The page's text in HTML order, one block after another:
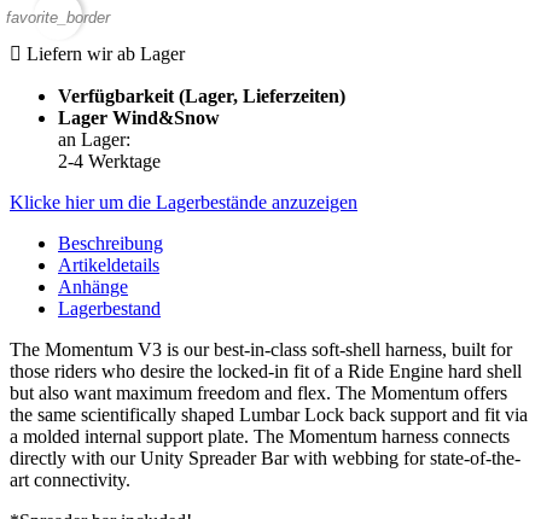
favorite_border
 Liefern wir ab Lager
Verfügbarkeit (Lager, Lieferzeiten)
Lager Wind&Snow
an Lager:
2-4 Werktage
Klicke hier um die Lagerbestände anzuzeigen
Beschreibung
Artikeldetails
Anhänge
Lagerbestand
The Momentum V3 is our best-in-class soft-shell harness, built for
those riders who desire the locked-in fit of a Ride Engine hard shell
but also want maximum freedom and flex. The Momentum offers
the same scientifically shaped Lumbar Lock back support and fit via
a molded internal support plate. The Momentum harness connects
directly with our Unity Spreader Bar with webbing for state-of-the-
art connectivity.